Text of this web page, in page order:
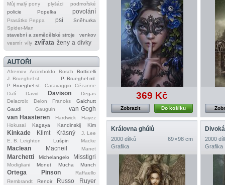
Můj malý pony plyšáci
podmořské
policie
Popelka povolání
Prasátko Peppa psi
Sněhurka
Spider‐Man
stavební a zemědělské stroje
venkov
vesmír víly zvířata ženy a dívky
AUTOŘI
Afremov Arcimboldo Bosch
Botticelli
J. Brueghel st.
P. Brueghel ml.
P. Brueghel st.
Caravaggio
Cézanne
Dalí
David Davison
Degas
Delacroix
Delon Francés
Galchutt
Gaudí
Gauguin
van Gogh
van Haasteren
Hardwick
Hayez
Hokusai
Kagaya Kandinskij Kim
Kinkade Klimt Krásný
J. Lee
E. B. Leighton
Lušpin Macke
Maclean Macneil Manet
Marchetti Michelangelo Misstigri
Modigliani Monet Mucha Munch
Ortega Pinson
Raffaello
Rembrandt
Renoir Russo Ruyer
369 Kč
Do košíku
Zobrazit
Královna ghúlů
2000 dílků
69 × 98 cm
Grafika
2000
Grafika